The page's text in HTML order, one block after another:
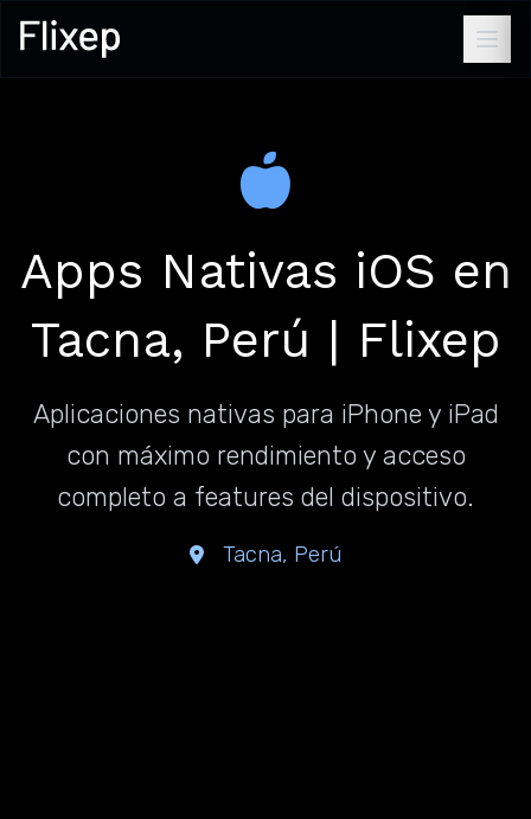
Apps Nativas iOS en
Tacna, Perú | Flixep
Aplicaciones nativas para iPhone y iPad
con máximo rendimiento y acceso
completo a features del dispositivo.
Tacna, Perú